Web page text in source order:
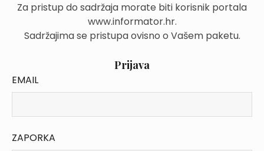
Za pristup do sadržaja morate biti korisnik portala
www.informator.hr.
Sadržajima se pristupa ovisno o Vašem paketu.
Prijava
EMAIL
ZAPORKA